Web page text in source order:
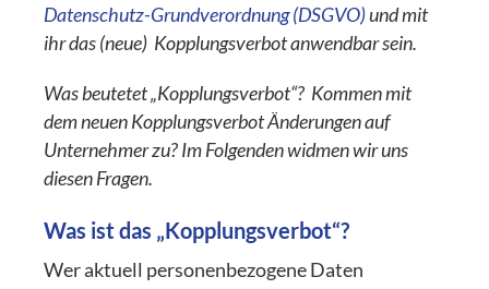
Datenschutz-Grundverordnung (DSGVO)und mit
ihr das (neue) Kopplungsverbot anwendbar sein.
Was beutetet „Kopplungsverbot“? Kommen mit
dem neuen Kopplungsverbot Änderungen auf
Unternehmer zu? Im Folgenden widmen wir uns
diesen Fragen.
Was ist das „Kopplungsverbot“?
Wer aktuell personenbezogene Daten